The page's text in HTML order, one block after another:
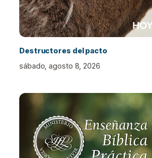
Destructores del pacto
sábado, agosto 8, 2026